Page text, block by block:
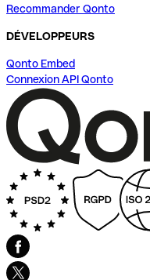
Recommander Qonto
DÉVELOPPEURS
Qonto Embed
Connexion API Qonto